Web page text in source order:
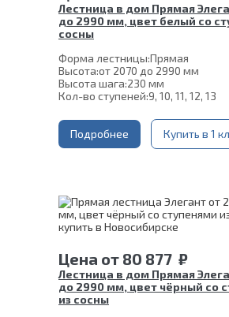
Лестница в дом Прямая
до 2990 мм, цвет белый со
сосны
Форма лестницы:Прямая
Высота:от 2070 до 2990 мм
Высота шага:230 мм
Кол-во ступеней:9, 10, 11, 12, 13
Угол наклона:45°
Ширина марша:
900 мм
Глубина ступени:
300 мм
Цвет каркаса:
Срок гарантии (на
Подробнее Купить в 1
Цена от 80 877 ₽
Лестница в дом Прямая
до 2990 мм, цвет чёрный со
из сосны